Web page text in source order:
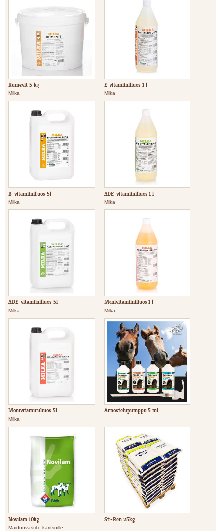
Rumevit 5 kg
Milka
E-vitamiiniliuos 1 l
Milka
B-vitamiiniliuos 5l
Milka
ADE-vitamiiniliuos 1 l
Milka
ADE-vitamiiniliuos 5l
Milka
Monivitamiiniliuos 1 l
Milka
Monivitamiiniliuos 5l
Milka
Annostelupumppu 5 ml
Novilam 10kg
Maidonvastike karitsoille
Sti-Ren 25kg